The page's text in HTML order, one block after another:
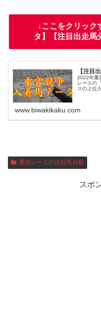
↓ここをクリック
タ】【注目出走馬
【注目
2022年重
レースの
スの上位
www.biwakikaku.com
重賞レースの注目馬分析
スポ